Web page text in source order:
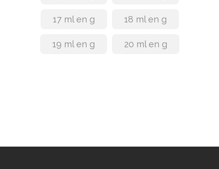
17 ml en g 18 ml en g
19 ml en g 20 ml en g